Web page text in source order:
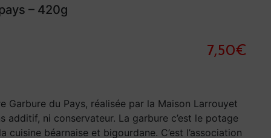
– 420g
7,50€
Garbure du Pays, réalisée par la Maison Larrouyet
additif, ni conservateur. La garbure c’est le potage
cuisine béarnaise et bigourdane. C’est l’association